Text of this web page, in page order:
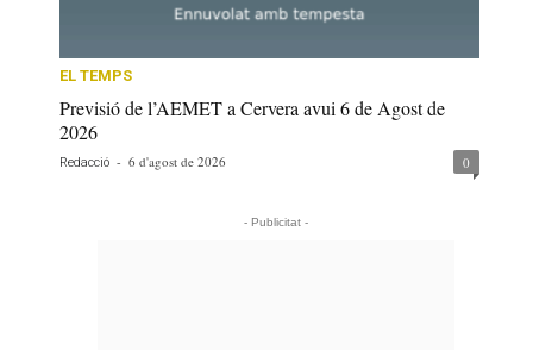
EL TEMPS
Previsió de l’AEMET a Cervera avui 6 de Agost de
2026
Redacció - 6 d'agost de 2026 0
- Publicitat -